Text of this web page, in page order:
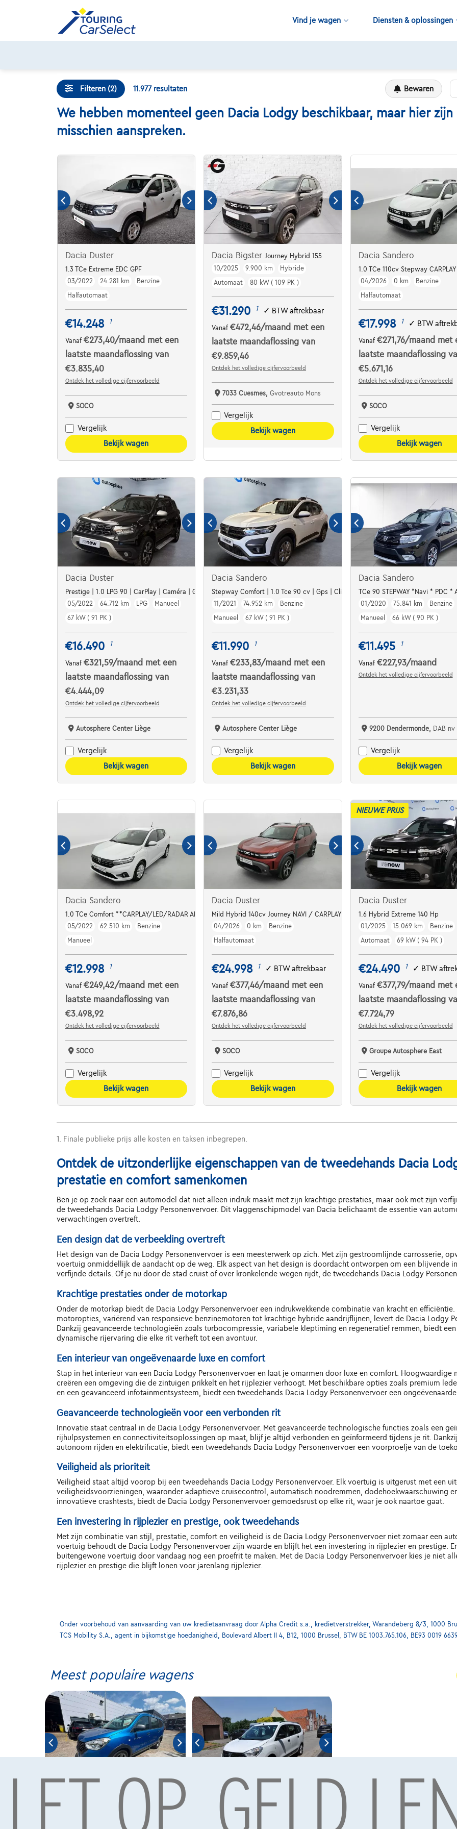
Vind je wagen Diensten & oplossingen
Filteren (2) 11.977 resultaten Bewaren
We hebben momenteel geen Dacia Lodgy beschikbaar, maar hier
misschien aanspreken.
Dacia Duster
1.3 TCe Extreme EDC GPF
03/2022
24.281 km
Benzine
Halfautomaat
€14.248 1
Vanaf €273,40/maand met een
laatste maandaflossing van
€3.835,40
Ontdek het volledige cijfervoorbeeld
SOCO
Vergelijk
Bekijk wagen
Dacia Bigster Journey Hybrid 155
10/2025
9.900 km
Hybride
Automaat
80 kW ( 109 PK )
€31.290 1 ✓ BTW aftrekbaar
Vanaf€472,46/maand met een
laatste maandaflossing van
€9.859,46
Ontdek het volledige cijfervoorbeeld
7033 Cuesmes,Gvotreauto Mons
Vergelijk
Bekijk wagen
Dacia Sandero
1.0 TCe 110cv Stepway
04/2026
0 km
Benzine
Halfautomaat
€17.998 1 ✓ BTW
Vanaf €271,76/maand met
laatste maandaflossing
€5.671,16
Ontdek het volledige cijfervoorbeeld
SOCO
Vergelijk
Bekijk wagen
Dacia Duster
Prestige | 1.0 LPG 90 | CarPlay | Caméra | GPS | Attelage
05/2022
64.712 km LPG
Manueel
67 kW ( 91 PK )
€16.490 1
Vanaf €321,59/maand met een
laatste maandaflossing van
€4.444,09
Ontdek het volledige cijfervoorbeeld
Autosphere Center Liège
Vergelijk
Bekijk wagen
Dacia Sandero
Stepway Comfort | 1.0 Tce 90 cv | Gps | Clim | Cruise | Capteurs
11/2021
74.952 km
Benzine
Manueel
67 kW ( 91 PK )
€11.990 1
Vanaf€233,83/maand met een
laatste maandaflossing van
€3.231,33
Ontdek het volledige cijfervoorbeeld
Autosphere Center Liège
Vergelijk
Bekijk wagen
Dacia Sandero
TCe 90 STEPWAY *Navi * PDC *
01/2020
75.841 km
Benzine
Manueel
66 kW ( 90 PK )
€11.495 1
Vanaf €227,93/maand
Ontdek het volledige cijfervoorbeeld
9200 Dendermonde, DAB nv
Vergelijk
Bekijk wagen
Dacia Sandero
1.0 TCe Comfort **CARPLAY/LED/RADAR AR**
05/2022
62.510 km
Benzine
Manueel
€12.998 1
Vanaf €249,42/maand met een
laatste maandaflossing van
€3.498,92
Ontdek het volledige cijfervoorbeeld
SOCO
Vergelijk
Bekijk wagen
Dacia Duster
Mild Hybrid 140cv Journey NAVI / CARPLAY / FULL LED / CAMERA
04/2026
0 km
Benzine
Halfautomaat
€24.998 1 ✓ BTW aftrekbaar
Vanaf€377,46/maand met een
laatste maandaflossing van
€7.876,86
Ontdek het volledige cijfervoorbeeld
SOCO
Vergelijk
Bekijk wagen
NIEUWE PRIJS
Dacia Duster
1.6 Hybrid Extreme 140 Hp
01/2025
15.069 km
Benzine
Automaat
69 kW ( 94 PK )
€24.490 1 ✓ BTW
Vanaf €377,79/maand met
laatste maandaflossing
€7.724,79
Ontdek het volledige cijfervoorbeeld
Groupe Autosphere East
Vergelijk
Bekijk wagen
1. Finale publieke prijs alle kosten en taksen inbegrepen.
Ontdek de uitzonderlijke eigenschappen van de tweedehands Dacia
prestatie en comfort samenkomen
Ben je op zoek naar een automodel dat niet alleen indruk maakt met zijn krachtige prestaties, maar ook met zijn
de tweedehands Dacia Lodgy Personenvervoer. Dit vlaggenschipmodel van Dacia belichaamt de essentie van
verwachtingen overtreft.
Een design dat de verbeelding overtreft
Het design van de Dacia Lodgy Personenvervoer is een meesterwerk op zich. Met zijn gestroomlijnde carrosserie,
voertuig onmiddellijk de aandacht op de weg. Elk aspect van het design is doordacht ontworpen om een blijvende
verfijnde details. Of je nu door de stad cruist of over kronkelende wegen rijdt, de tweedehands Dacia Lodgy
Krachtige prestaties onder de motorkap
Onder de motorkap biedt de Dacia Lodgy Personenvervoer een indrukwekkende combinatie van kracht en
motoropties, variërend van responsieve benzinemotoren tot krachtige hybride aandrijflijnen, levert de Dacia Lodgy
Dankzij geavanceerde technologieën zoals turbocompressie, variabele kleptiming en regeneratief remmen, biedt
dynamische rijervaring die elke rit verheft tot een avontuur.
Een interieur van ongeëvenaarde luxe en comfort
Stap in het interieur van een Dacia Lodgy Personenvervoer en laat je omarmen door luxe en comfort.
creëren een omgeving die de zintuigen prikkelt en het rijplezier verhoogt. Met beschikbare opties zoals premium
en een geavanceerd infotainmentsysteem, biedt een tweedehands Dacia Lodgy Personenvervoer een
Geavanceerde technologieën voor een verbonden rit
Innovatie staat centraal in de Dacia Lodgy Personenvervoer. Met geavanceerde technologische functies zoals een
rijhulpsystemen en connectiviteitsoplossingen op maat, blijf je altijd verbonden en geïnformeerd tijdens je rit.
autonoom rijden en elektrificatie, biedt een tweedehands Dacia Lodgy Personenvervoer een voorproefje van de
Veiligheid als prioriteit
Veiligheid staat altijd voorop bij een tweedehands Dacia Lodgy Personenvervoer. Elk voertuig is uitgerust met een
veiligheidsvoorzieningen, waaronder adaptieve cruisecontrol, automatisch noodremmen, dodehoekwaarschuwing
innovatieve crashtests, biedt de Dacia Lodgy Personenvervoer gemoedsrust op elke rit, waar je ook naartoe gaat.
Een investering in rijplezier en prestige, ook tweedehands
Met zijn combinatie van stijl, prestatie, comfort en veiligheid is de Dacia Lodgy Personenvervoer niet zomaar een
voertuig behoudt de Dacia Lodgy Personenvervoer zijn waarde en blijft het een investering in rijplezier en prestige.
buitengewone voertuig door vandaag nog een proefrit te maken. Met de Dacia Lodgy Personenvervoer kies je niet
rijplezier en prestige die blijft lonen voor jarenlang rijplezier.
Onder voorbehoud van aanvaarding van uw kredietaanvraag door Alpha Credit s.a., kredietverstrekker, Warandeberg 8/3, 1000
TCS Mobility S.A., agent in bijkomstige hoedanigheid, Boulevard Albert II 4, B12, 1000 Brussel, BTW BE 1003.765.106, BE93 0019
Meest populaire wagens
Dacia Lodgy Dacia Lodgy
64.012 km